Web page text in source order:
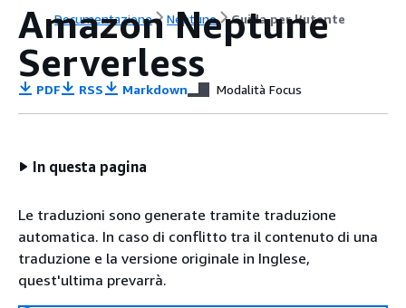
Documentazione Neptune Guida per l’utente
Amazon Neptune
Serverless
PDF RSS Markdown Modalità Focus
In questa pagina
Le traduzioni sono generate tramite traduzione
automatica. In caso di conflitto tra il contenuto di una
traduzione e la versione originale in Inglese,
quest'ultima prevarrà.